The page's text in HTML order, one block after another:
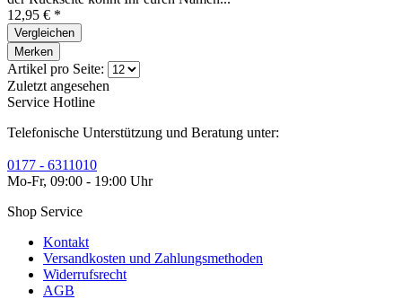
12,95 € *
Vergleichen
Merken
Artikel pro Seite:
Zuletzt angesehen
Service Hotline
Telefonische Unterstützung und Beratung unter:
0177 - 6311010
Mo-Fr, 09:00 - 19:00 Uhr
Shop Service
Kontakt
Versandkosten und Zahlungsmethoden
Widerrufsrecht
AGB